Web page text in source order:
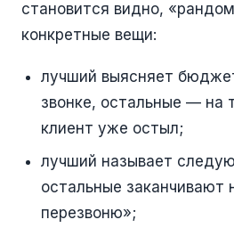
становится видно,
конкретные вещи:
лучший выясняет
звонке, остальные — на
клиент уже остыл;
лучший называет
остальные заканчивают
перезвоню»;